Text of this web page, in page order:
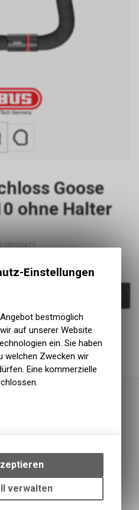
Goose
ohne Halter
World
Einstellungen
bestmöglich
auf unserer Website
ein. Sie haben
welchen Zwecken wir
Eine kommerzielle
Interaktionen und
auf Ihrem Gerät,
unseres Online-
verwalten